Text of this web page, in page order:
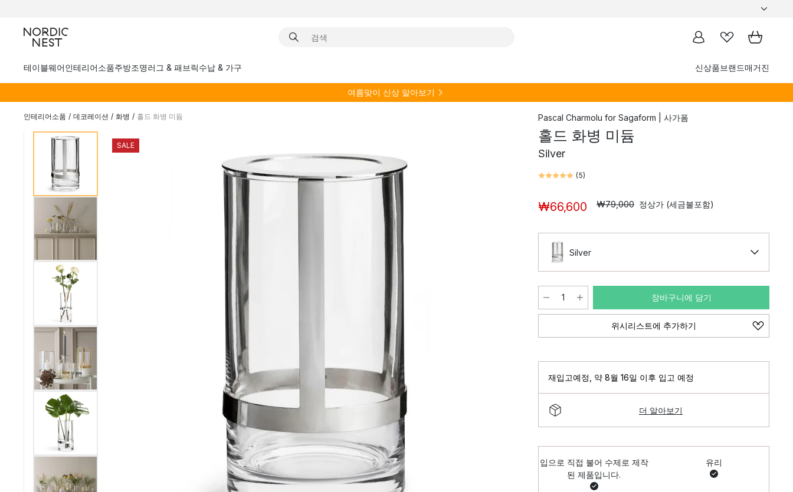
테이블웨어인테리어소품주방조명러그 & 패브릭수납 & 가구 신상품브랜드매거진
여름맞이 신상 알아보기
인테리어소품 / 데코레이션 / 화병 / 홀드 화병 미듐
SALE
Pascal Charmolu for Sagaform | 사가폼
홀드 화병 미듐
Silver
(5)
₩66,600 ₩79,000 정상가 (세금불포함)
Silver
장바구니에 담기
위시리스트에 추가하기
재입고예정 약 8월 16일 이후 입고 예정
더 알아보기
입으로 직접 불어 수제로 제작
된 제품입니다.
유리